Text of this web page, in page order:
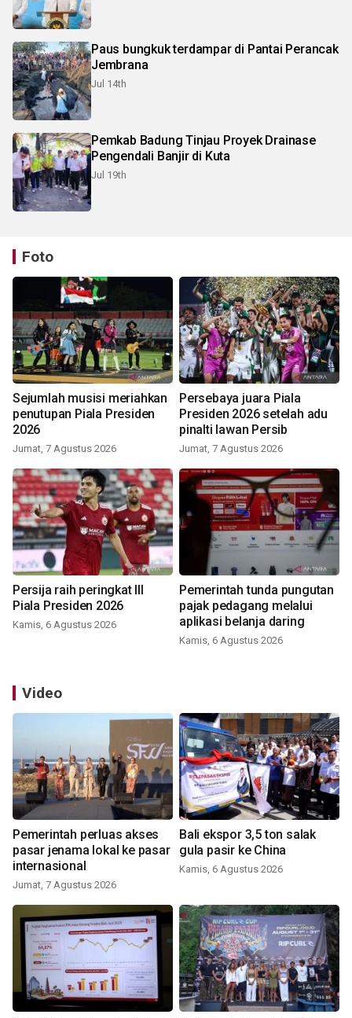
Paus bungkuk terdampar di Pantai Perancak
Jembrana
Jul 14th
Pemkab Badung Tinjau Proyek Drainase
Pengendali Banjir di Kuta
Jul 19th
Foto
Sejumlah musisi meriahkan
penutupan Piala Presiden
2026
Jumat, 7 Agustus 2026
Persebaya juara Piala
Presiden 2026 setelah adu
pinalti lawan Persib
Jumat, 7 Agustus 2026
Persija raih peringkat III
Piala Presiden 2026
Kamis, 6 Agustus 2026
Pemerintah tunda pungutan
pajak pedagang melalui
aplikasi belanja daring
Kamis, 6 Agustus 2026
Video
Pemerintah perluas akses
pasar jenama lokal ke pasar
internasional
Jumat, 7 Agustus 2026
Bali ekspor 3,5 ton salak
gula pasir ke China
Kamis, 6 Agustus 2026